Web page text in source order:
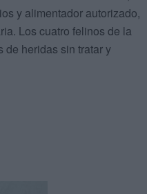
y alimentador autorizado,
Los cuatro felinos de la
de heridas sin tratar y